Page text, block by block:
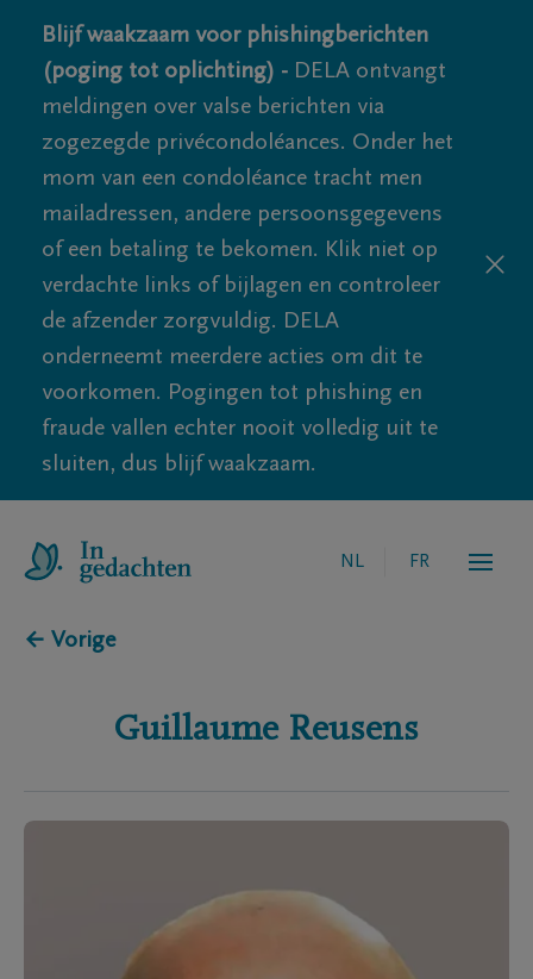
Blijf waakzaam voor phishingberichten
(poging tot oplichting) - DELA ontvangt
meldingen over valse berichten via
zogezegde privécondoléances. Onder het
mom van een condoléance tracht men
mailadressen, andere persoonsgegevens
of een betaling te bekomen. Klik niet op
verdachte links of bijlagen en controleer
de afzender zorgvuldig. DELA
onderneemt meerdere acties om dit te
voorkomen. Pogingen tot phishing en
fraude vallen echter nooit volledig uit te
sluiten, dus blijf waakzaam.
NL FR
← Vorige
Guillaume Reusens